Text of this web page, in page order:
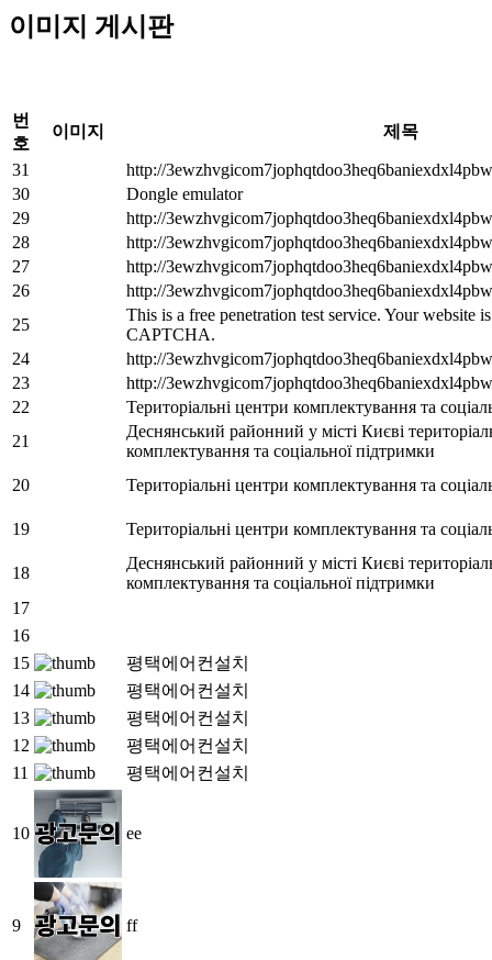
이미지 게시판
번
호
이미지 제목
31
http://
30
Dongle emulator
29
http://
28
http://
27
http://
26
http://
25
This is a free penetration test service. Your website
CAPTCHA.
24
http://
23
http://
22
Територіальні центри комплектування та
21
Деснянський районний у місті Києві
комплектування та соціальної підтримки
20
Територіальні центри комплектування та
19 Територіальні центри комплектування та
18
Деснянський районний у місті Києві
комплектування та соціальної підтримки
17
16
15
평택에어컨설치
14
평택에어컨설치
13
평택에어컨설치
12
평택에어컨설치
11
평택에어컨설치
10 ee
9 ff